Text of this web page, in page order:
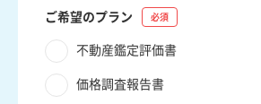
ご希望のプラン
不動産鑑定評価書
価格調査報告書